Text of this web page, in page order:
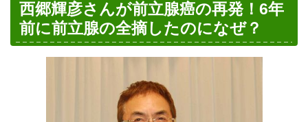
西郷輝彦さんが前立腺癌の再発！6年
前に前立腺の全摘したのになぜ？